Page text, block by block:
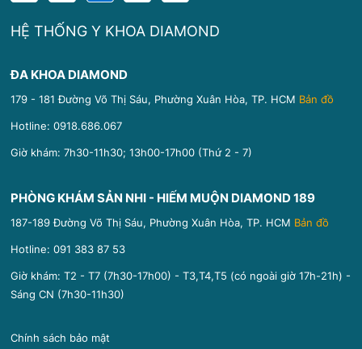
HỆ THỐNG Y KHOA DIAMOND
ĐA KHOA DIAMOND
179 - 181 Đường Võ Thị Sáu, Phường Xuân Hòa, TP. HCM Bản đồ
Hotline:0918.686.067
Giờ khám: 7h30-11h30; 13h00-17h00 (Thứ 2 - 7)
PHÒNG KHÁM SẢN NHI - HIẾM MUỘN DIAMOND 189
187-189 Đường Võ Thị Sáu, Phường Xuân Hòa, TP. HCM Bản đồ
Hotline:091 383 87 53
Giờ khám: T2 - T7 (7h30-17h00) - T3,T4,T5 (có ngoài giờ 17h-21h) -
Sáng CN (7h30-11h30)
Chính sách bảo mật